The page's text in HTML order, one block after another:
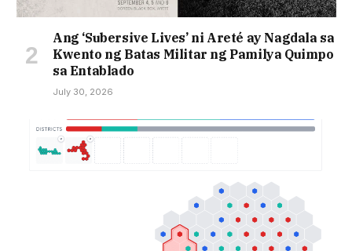
Ang ‘Subersive Lives’ ni Areté ay Nagdala sa
Kwento ng Batas Militar ng Pamilya Quimpo
sa Entablado
July 30, 2026